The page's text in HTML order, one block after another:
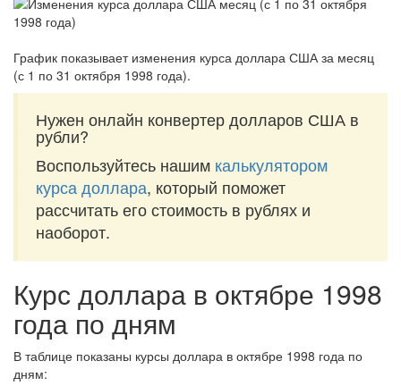
График показывает изменения курса доллара США за месяц
(с 1 по 31 октября 1998 года).
Нужен онлайн конвертер долларов США в
рубли?
Воспользуйтесь нашим калькулятором
курса доллара, который поможет
рассчитать его стоимость в рублях и
наоборот.
Курс доллара в октябре 1998
года по дням
В таблице показаны курсы доллара в октябре 1998 года по
дням: